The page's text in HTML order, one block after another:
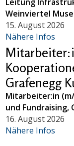
Weinviertel
15. August 2026
Nähere Infos
Grafenegg
Mitarbeiter:in
und Fundraising,
16. August 2026
Nähere Infos